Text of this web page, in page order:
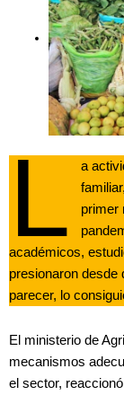
L
a
primer
académicos,
presionaron desde
parecer, lo
El ministerio de
mecanismos
el sector,